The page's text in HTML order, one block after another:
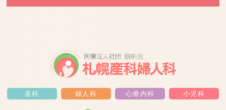
産科 婦人科 心療内科 小児科